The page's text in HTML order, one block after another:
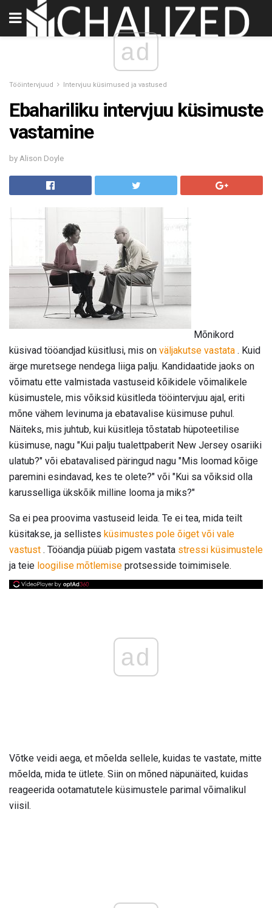
ad
Tööintervjuud Intervjuu küsimused ja vastused
Ebahariliku intervjuu küsimuste
vastamine
by Alison Doyle
Mõnikord
küsivad tööandjad küsitlusi, mis on väljakutse vastata . Kuid
ärge muretsege nendega liiga palju. Kandidaatide jaoks on
võimatu ette valmistada vastuseid kõikidele võimalikele
küsimustele, mis võiksid küsitleda tööintervjuu ajal, eriti
mõne vähem levinuma ja ebatavalise küsimuse puhul.
Näiteks, mis juhtub, kui küsitleja tõstatab hüpoteetilise
küsimuse, nagu "Kui palju tualettpaberit New Jersey osariiki
ulatub?" või ebatavalised päringud nagu "Mis loomad kõige
paremini esindavad, kes te olete?" või "Kui sa võiksid olla
karusselliga ükskõik milline looma ja miks?"
Sa ei pea proovima vastuseid leida. Te ei tea, mida teilt
küsitakse, ja sellistes küsimustes pole õiget või vale
vastust . Tööandja püüab pigem vastata stressi küsimustele
ja teie loogilise mõtlemise protsesside toimimisele.
ad
Võtke veidi aega, et mõelda sellele, kuidas te vastate, mitte
mõelda, mida te ütlete. Siin on mõned näpunäited, kuidas
reageerida ootamatutele küsimustele parimal võimalikul
viisil.